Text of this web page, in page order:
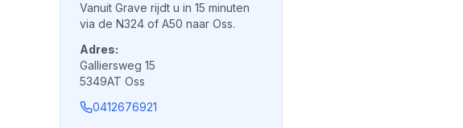
Vanuit Grave rijdt u in 15 minuten
via de N324 of A50 naar Oss.
Adres:
Galliersweg 15
5349AT Oss
0412676921